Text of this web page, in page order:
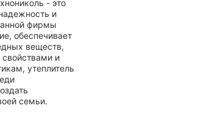
- это
и
фирмы
обеспечивает
веществ,
и
утеплитель
семьи.